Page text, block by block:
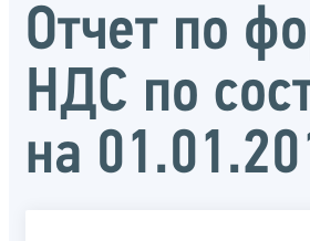
Отчет по
НДС по
на